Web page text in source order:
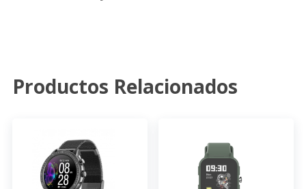
Productos Relacionados